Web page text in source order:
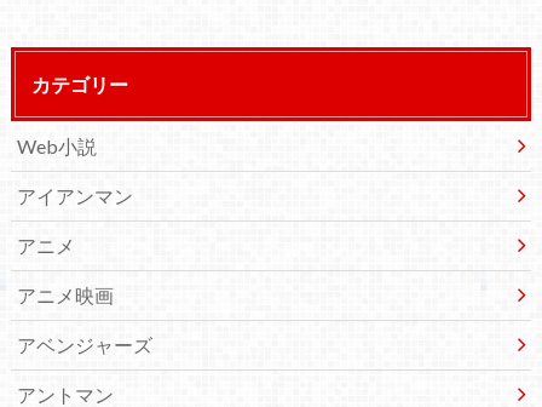
カテゴリー
Web小説
アイアンマン
アニメ
アニメ映画
アベンジャーズ
アントマン